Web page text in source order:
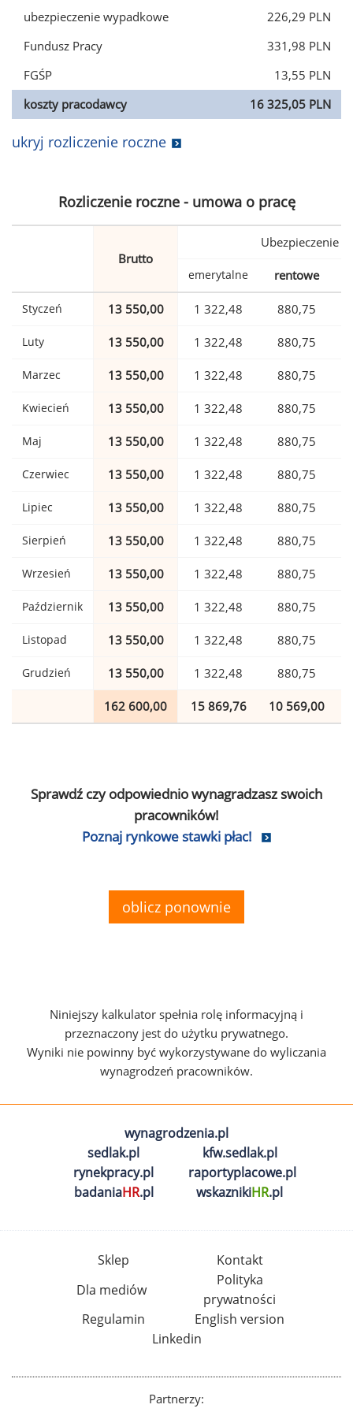
ubezpieczenie wypadkowe
226,29 PLN
Fundusz Pracy
331,98 PLN
FGŚP
13,55 PLN
koszty pracodawcy
16 325,05 PLN
ukryj rozliczenie roczne
Rozliczenie roczne - umowa o pracę
Brutto
Ubezpieczenie
emerytalne rentowe
Styczeń 13 550,00 1 322,48 880,75
Luty 13 550,00 1 322,48 880,75
Marzec 13 550,00 1 322,48 880,75
Kwiecień 13 550,00 1 322,48 880,75
Maj 13 550,00 1 322,48 880,75
Czerwiec 13 550,00 1 322,48 880,75
Lipiec 13 550,00 1 322,48 880,75
Sierpień 13 550,00 1 322,48 880,75
Wrzesień 13 550,00 1 322,48 880,75
Październik 13 550,00 1 322,48 880,75
Listopad 13 550,00 1 322,48 880,75
Grudzień 13 550,00 1 322,48 880,75
162 600,00 15 869,76 10 569,00
Sprawdź czy odpowiednio wynagradzasz swoich
pracowników!
Poznaj rynkowe stawki płac!
oblicz ponownie
Niniejszy kalkulator spełnia rolę informacyjną i
przeznaczony jest do użytku prywatnego.
Wyniki nie powinny być wykorzystywane do wyliczania
wynagrodzeń pracowników.
wynagrodzenia.pl
sedlak.pl
kfw.sedlak.pl
rynekpracy.pl
raportyplacowe.pl
badaniaHR.pl wskaznikiHR.pl
Sklep
Kontakt
Dla mediów
Polityka
prywatności
Regulamin
English version
Linkedin
Partnerzy: